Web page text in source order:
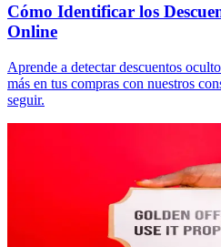
Cómo Identificar los
Online
Aprende a detectar descuentos
más en tus compras con nuestros
seguir.